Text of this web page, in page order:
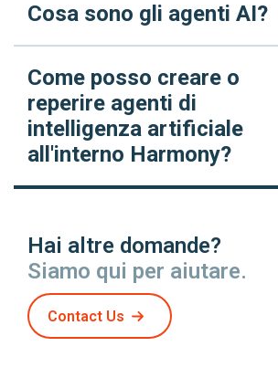
Cosa sono gli agenti AI?
Come posso creare o
reperire agenti di
intelligenza artificiale
all'interno Harmony?
Hai altre domande?
Siamo qui per aiutare.
Contact Us